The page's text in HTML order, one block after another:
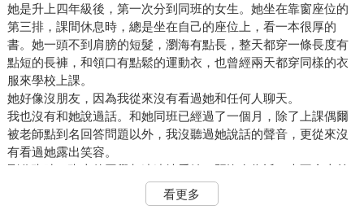
她是升上四年級後，第一次分到同班的女生。她坐在靠窗座位的
第三排，課間休息時，總是坐在自己的座位上，看一本很厚的
書。她一頭不到肩膀的短髮，瀏海有點長，整天都穿一條長度有
點短的長褲，和領口有點鬆的運動衣，也曾經兩天都穿同樣的衣
服來學校上課。
她好像沒朋友，因為我從來沒有看過她和任何人聊天。
我也沒有和她說過話。和她同班已經過了一個月，除了上課偶爾
被老師點到名回答問題以外，我沒聽過她說話的聲音，更從來沒
有看過她露出笑容。
剛分班時，班上的同學都遠遠地看她，既沒有靠近，也不會上前
接觸，就像在觀察籠子裡的珍禽異獸般，在遠處觀察。
過了一陣子，其他同學就對她失去了興趣，甚至不再看她，簡直
看更多